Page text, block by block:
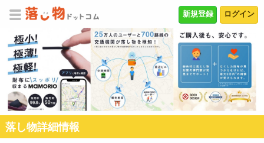
ログイン
新規登録
落し物詳細情報